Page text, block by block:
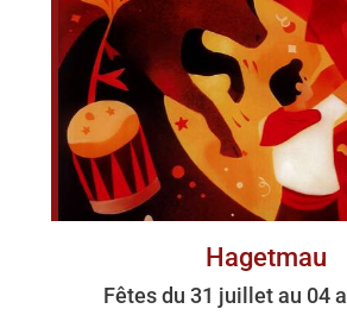
Hagetmau
Fêtes du 31 juillet au 04